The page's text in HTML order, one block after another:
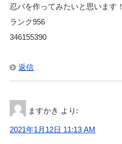
忍パを作ってみたいと思います！
ランク956
346155390
返信
ますかき より:
2021年1月12日 11:13 AM